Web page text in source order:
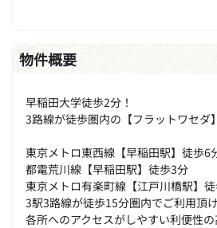
物件概要
早稲田大学徒歩2分！
3路線が徒歩圏内の【フラットワセ
東京メトロ東西線【早稲田駅】徒歩6
都電荒川線【早稲田駅】徒歩3分
東京メトロ有楽町線【江戸川橋駅】
3駅3路線が徒歩15分圏内でご利用頂
各所へのアクセスがしやすい利便性の